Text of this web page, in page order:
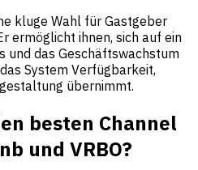
kluge Wahl für Gastgeber
ermöglicht ihnen, sich auf ein
und das Geschäftswachstum
System Verfügbarkeit,
übernimmt.
besten Channel
und VRBO?